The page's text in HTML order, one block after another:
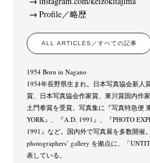
Profile／略歴
ALL ARTICLES／すべての記事
1954 Born in Nagano
1954年長野県生まれ。日本写真協会新人
賞、日本写真協会作家賞、東川賞国内作
土門拳賞を受賞。写真集に『写真特急便
YORK』、『A.D. 1991』、『PHOTO
1991』など。国内外で写真展を多数開催
photographers’ gallery を拠点に、「
表している。